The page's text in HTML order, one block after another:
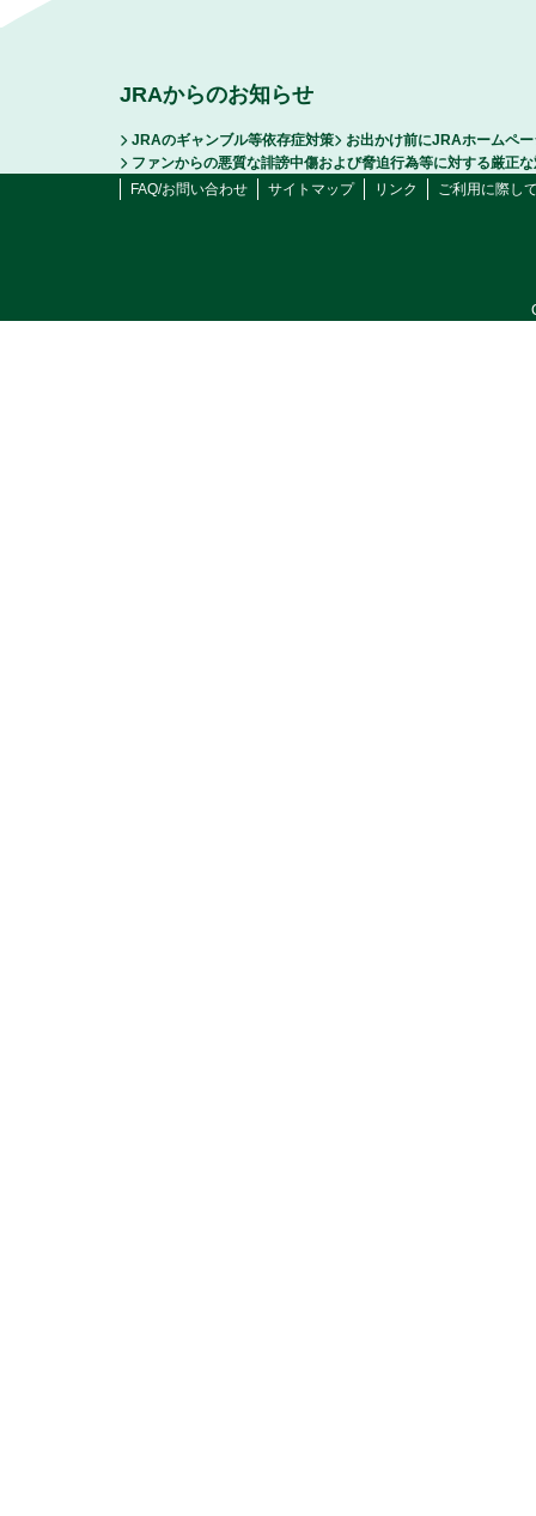
JRAからのお知らせ
JRAのギャンブル等依存症対策
お出かけ前にJRAホームペ
ファンからの悪質な誹謗中傷および脅迫行為等に対する厳正
FAQ/お問い合わせ
サイトマップ リンク ご利用に際し